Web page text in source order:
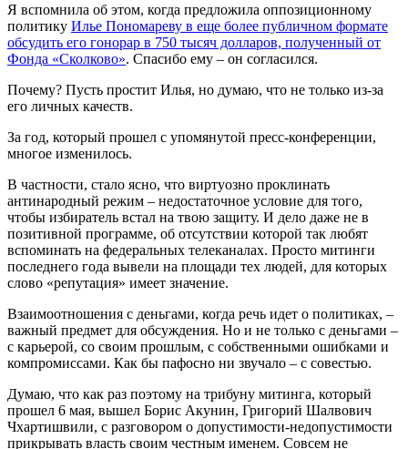
Я вспомнила об этом, когда предложила оппозиционному
политику Илье Пономареву в еще более публичном формате
обсудить его гонорар в 750 тысяч долларов, полученный от
Фонда «Сколково». Спасибо ему – он согласился.
Почему? Пусть простит Илья, но думаю, что не только из-за
его личных качеств.
За год, который прошел с упомянутой пресс-конференции,
многое изменилось.
В частности, стало ясно, что виртуозно проклинать
антинародный режим – недостаточное условие для того,
чтобы избиратель встал на твою защиту. И дело даже не в
позитивной программе, об отсутствии которой так любят
вспоминать на федеральных телеканалах. Просто митинги
последнего года вывели на площади тех людей, для которых
слово «репутация» имеет значение.
Взаимоотношения с деньгами, когда речь идет о политиках, –
важный предмет для обсуждения. Но и не только с деньгами –
с карьерой, со своим прошлым, с собственными ошибками и
компромиссами. Как бы пафосно ни звучало – с совестью.
Думаю, что как раз поэтому на трибуну митинга, который
прошел 6 мая, вышел Борис Акунин, Григорий Шалвович
Чхартишвили, с разговором о допустимости-недопустимости
прикрывать власть своим честным именем. Совсем не